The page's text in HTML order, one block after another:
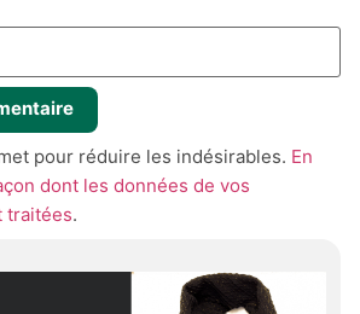
pour réduire les indésirables. En
dont les données de vos
traitées.